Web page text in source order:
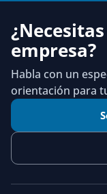
empresa?
Habla con un
orientación para